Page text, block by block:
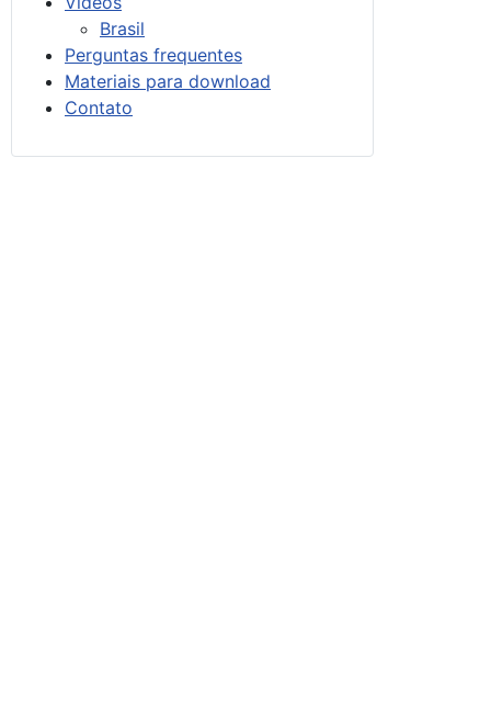
Brasil
Perguntas frequentes
Materiais para download
Contato